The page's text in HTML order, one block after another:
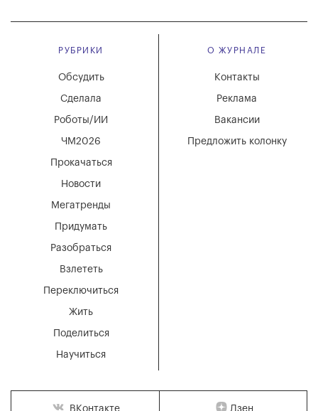
РУБРИКИ
Мегатренды
Придумать
Разобраться
Взлететь
Новости
Переключиться
Жить
Поделиться
Научиться
Обсудить
Сделала
Роботы/ИИ
ЧМ2026
Прокачаться
О ЖУРНАЛЕ
Вакансии
Реклама
Контакты
Предложить колонку
ВКонтакте Дзен